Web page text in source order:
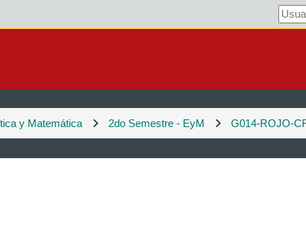
y Matemática 2do Semestre - EyM G014-ROJO-